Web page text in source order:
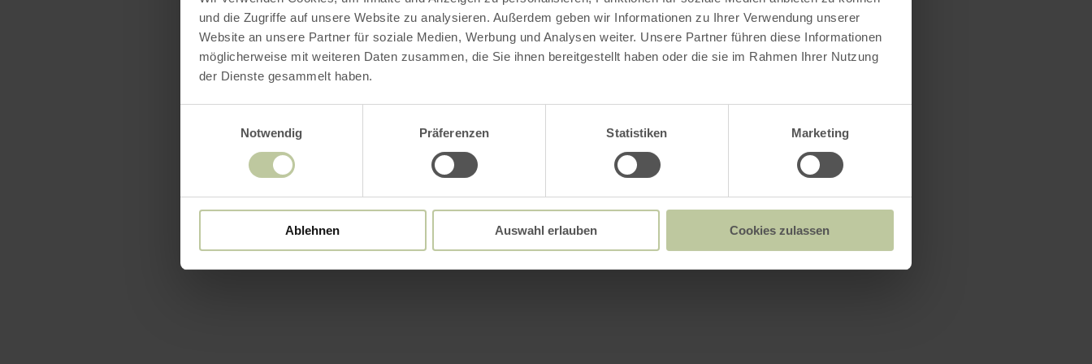
und die Zugriffe auf unsere Website zu analysieren. Außerdem geben wir Informationen zu Ihrer Verwendung unserer
Website an unsere Partner für soziale Medien, Werbung und Analysen weiter. Unsere Partner führen diese Informationen
möglicherweise mit weiteren Daten zusammen, die Sie ihnen bereitgestellt haben oder die sie im Rahmen Ihrer Nutzung
der Dienste gesammelt haben.
Notwendig
Präferenzen Statistiken Marketing
Ablehnen Auswahl erlauben Cookies zulassen